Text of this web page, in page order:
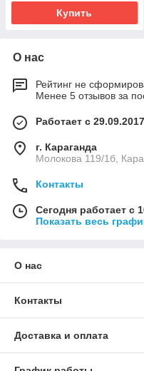
Купить
О нас
Рейтинг не
Менее 5 отзывов за
Работает с 29.09.2017
г. Караганда
Молокова 119/1б,
Контакты
Сегодня работает с
Показать весь
О нас
Контакты
Доставка и оплата